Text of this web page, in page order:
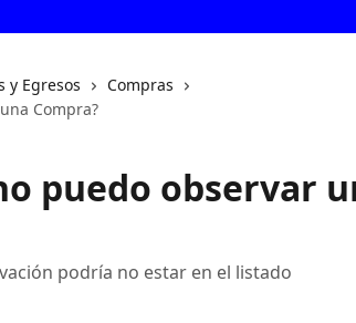
y Egresos
Compras
Compra?
puedo observar
podría no estar en el listado